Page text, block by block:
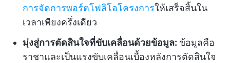
การจัดการพอร์ตโฟลิโอโครงการให้เสร็จสิ้นใน
เวลาเพียงครึ่งเดียว
มุ่งสู่การตัดสินใจที่ขับเคลื่อนด้วยข้อมูล: ข้อมูลคือ
ราชาและเป็นแรงขับเคลื่อนเบื้องหลังการตัดสินใจ